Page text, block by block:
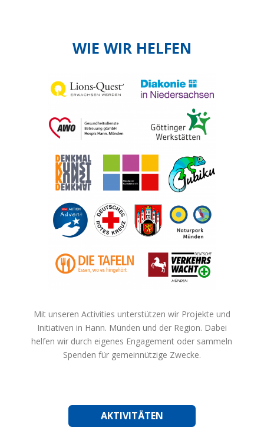
WIE WIR HELFEN
Mit unseren Activities unterstützen wir Projekte und
Initiativen in Hann. Münden und der Region. Dabei
helfen wir durch eigenes Engagement oder sammeln
Spenden für gemeinnützige Zwecke.
AKTIVITÄTEN